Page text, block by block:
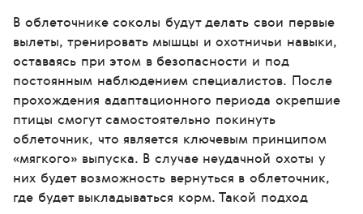
В облеточнике соколы будут делать свои первые
вылеты, тренировать мышцы и охотничьи навыки,
оставаясь при этом в безопасности и под
постоянным наблюдением специалистов. После
прохождения адаптационного периода окрепшие
птицы смогут самостоятельно покинуть
облеточник, что является ключевым принципом
«мягкого» выпуска. В случае неудачной охоты у
них будет возможность вернуться в облеточник,
где будет выкладываться корм. Такой подход